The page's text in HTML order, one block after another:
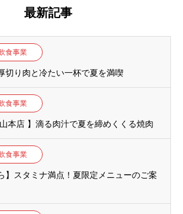
最新記事
食事業
切り肉と冷たい一杯で夏を満喫
食事業
本店 】滴る肉汁で夏を締めくくる焼肉
食事業
】スタミナ満点！夏限定メニューのご案